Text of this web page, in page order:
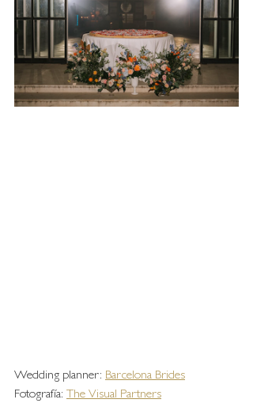
Wedding planner: Barcelona Brides
Fotografía: The Visual Partners